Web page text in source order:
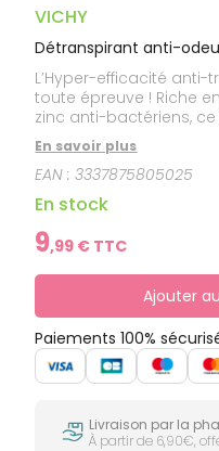
VICHY
Détranspirant anti-
L’Hyper-efficacité
toute épreuve ! Riche
zinc anti-bactériens,
l'humidité sur la durée
reponsables des
En savoir plus
EAN :3337875805025
En stock
9,99 € TTC
Ajouter
Paiements 100%
Livraison par la
À partir de 6,90€,